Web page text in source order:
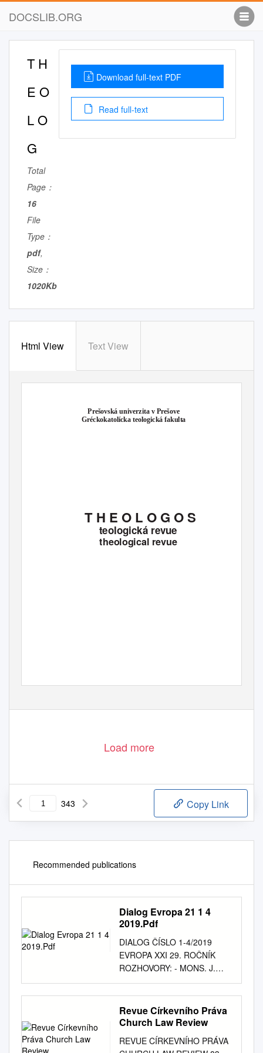
DOCSLIB.ORG
T H
E O
L O
G
Total
Page：
16
File
Type：
pdf,
Size：
1020Kb
Download full-text PDF
Read full-text
Html View Text View
Prešovská univerzita v Prešove
Gréckokatolícka teologická fakulta
T H E O L O G O S
teologická revue
theological revue
Load more
343 Copy Link
Recommended publications
Dialog Evropa 21 1 4
2019.Pdf
DIALOG ČÍSLO 1-4/2019
EVROPA XXI 29. ROČNÍK
ROZHOVORY: - MONS. J.
GRAUBNER - MONS. V.
JUDÁK - MONS. L. HUČKO I.
TÉMA: JUBILEUM ÚMRTÍ SV.
CYRILA - ODKAZ SV. CYRILA
CÍRKEVNÍ OSOBNOSTI
Revue Církevního Práva
Church Law Review
REVUE CÍRKEVNÍHO PRÁVA